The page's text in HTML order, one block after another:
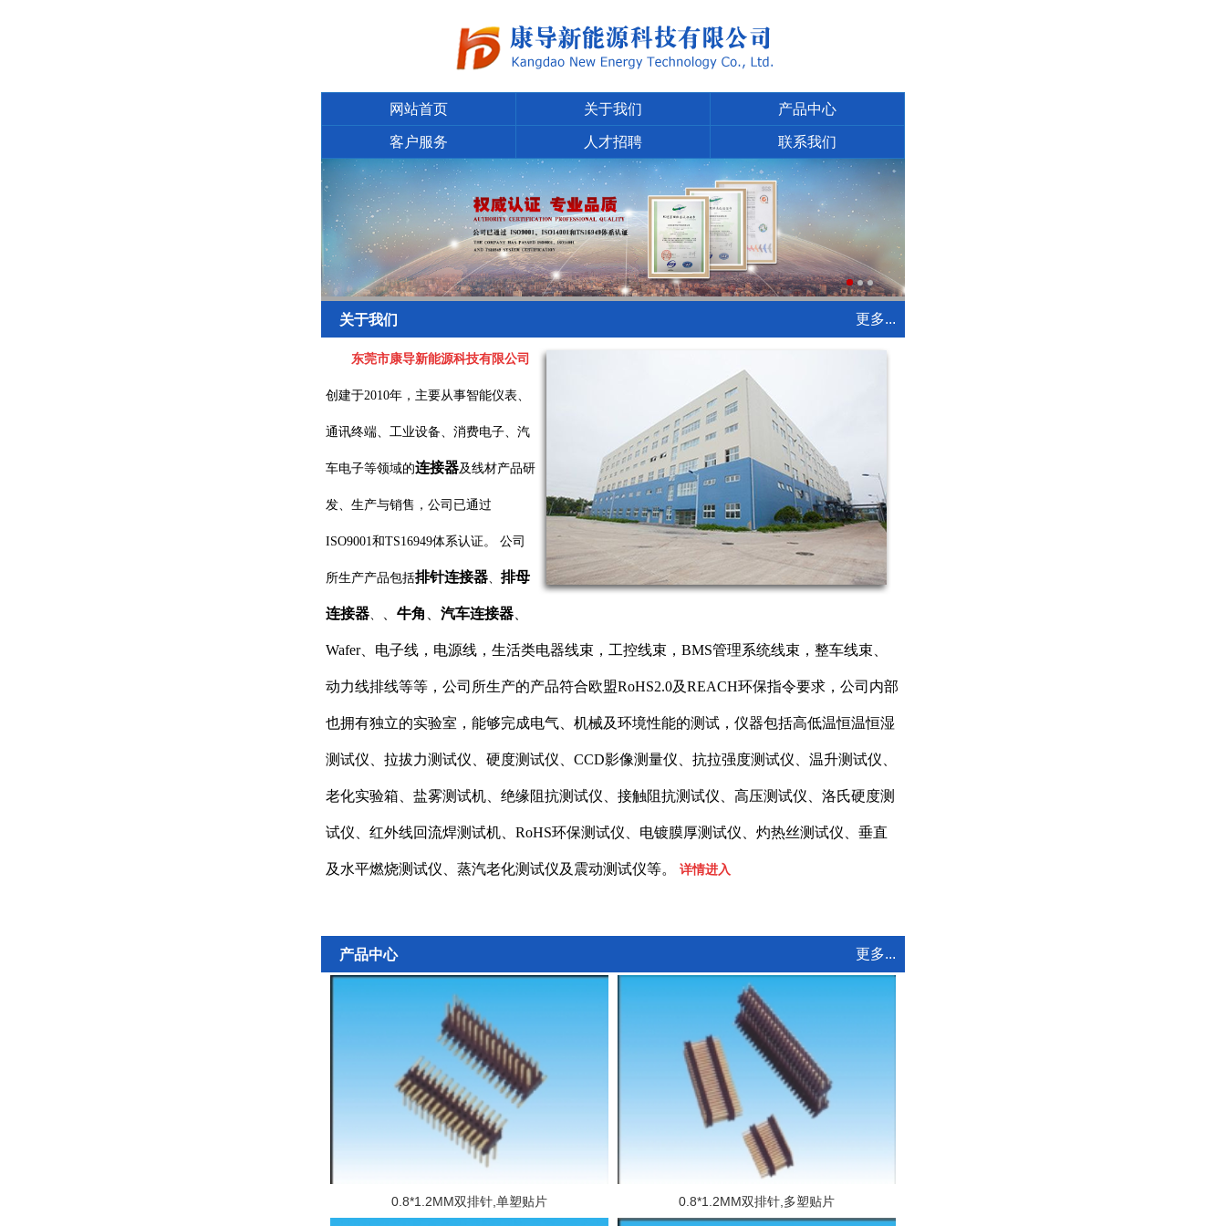
网站首页 关于我们 产品中心
客户服务 人才招聘 联系我们
关于我们 更多...
东莞市康导新能源科技有限公司
创建于2010年，主要从事智能仪表、
通讯终端、工业设备、消费电子、汽
车电子等领域的连接器及线材产品研
发、生产与销售，公司已通过
ISO9001和TS16949体系认证。 公司
所生产产品包括排针连接器、 排母
连接器、 牛角 汽车连接器
Wafer、电子线，电源线，生活类电器线束，工控线束，BMS管理系统线束，整车线束、
动力线排线等等，公司所生产的产品符合欧盟RoHS2.0及REACH环保指令要求，公司内部
也拥有独立的实验室，能够完成电气、机械及环境性能的测试，仪器包括高低温恒温恒湿
测试仪、拉拔力测试仪、硬度测试仪、CCD影像测量仪、抗拉强度测试仪、温升测试仪、
老化实验箱、盐雾测试机、绝缘阻抗测试仪、接触阻抗测试仪、高压测试仪、洛氏硬度测
试仪、红外线回流焊测试机、RoHS环保测试仪、电镀膜厚测试仪、灼热丝测试仪、垂直
及水平燃烧测试仪、蒸汽老化测试仪及震动测试仪等。 详情进入
产品中心 更多...
0.8*1.2MM双排针,单塑贴片 0.8*1.2MM双排针,多塑贴片